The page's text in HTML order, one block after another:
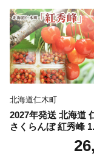
笛吹市 山梨県 フル
ぶどう 葡萄 大粒 シ
スカット おすすめ
マスカット 贈答 ギ
笛吹市 シャインマ
笛吹 葡萄 国産 ぶど
国産 1.2kg 先行｜
北海道仁木町
2027年発送 北海道
さくらんぼ 紅秀峰
g×4パック) Lサイズ
桜桃 産地直送 サク